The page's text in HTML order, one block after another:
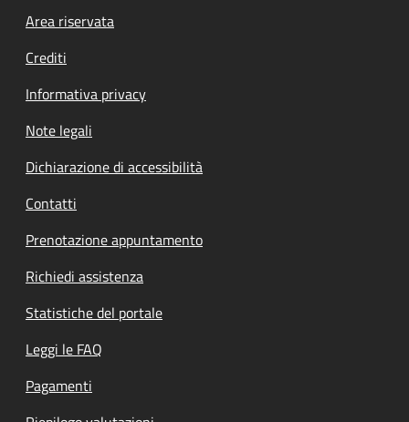
Footer menu
Area riservata
Crediti
Informativa privacy
Note legali
Dichiarazione di accessibilità
Contatti
Prenotazione appuntamento
Richiedi assistenza
Statistiche del portale
Leggi le FAQ
Pagamenti